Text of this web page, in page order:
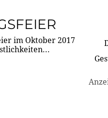
im Oktober 2017